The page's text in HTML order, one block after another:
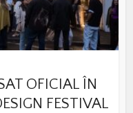
OFICIAL ÎN
FESTIVAL